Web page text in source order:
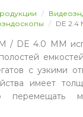
DE
/ DE 4.0 ММ
с узкими
имеет
перемещать